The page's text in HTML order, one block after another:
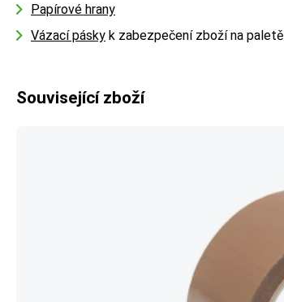
Papírové hrany
Vázací pásky k zabezpečení zboží na paletě
Související zboží